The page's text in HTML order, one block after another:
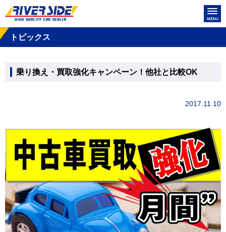
トピックス
乗り換え・買取強化キャンペーン！他社と比較OK
2017.11.10